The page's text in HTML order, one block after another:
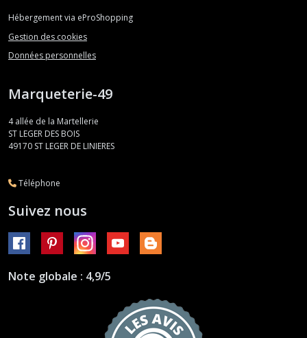
Hébergement via eProShopping
Gestion des cookies
Données personnelles
Marqueterie-49
4 allée de la Martellerie
ST LEGER DES BOIS
49170 ST LEGER DE LINIERES
Téléphone
Suivez nous
Note globale : 4,9/5